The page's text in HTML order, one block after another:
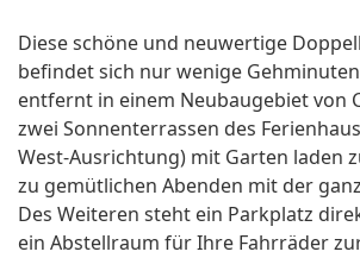
Diese schöne und neuwertige
befindet sich nur wenige
entfernt in einem Neubaugebiet von
zwei Sonnenterrassen des
West-Ausrichtung) mit Garten laden
zu gemütlichen Abenden mit der
Des Weiteren steht ein Parkplatz
ein Abstellraum für Ihre Fahrräder